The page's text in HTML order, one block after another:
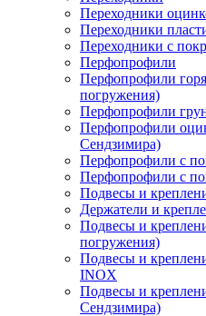
Переходники
Переходники
Переходники с
Перфопрофили
Перфопрофили
погружения)
Перфопрофили
Перфопрофили
Сендзимира)
Перфопрофили с
Перфопрофили с
Подвесы и
Держатели и
Подвесы и
погружения)
Подвесы и
INOX
Подвесы и
Сендзимира)